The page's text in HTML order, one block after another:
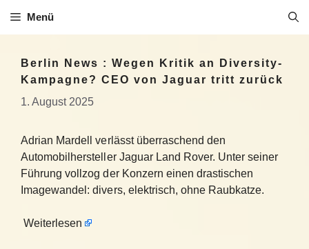
Inhalt
Menü
Berlin News : Wegen Kritik an Diversity-
Kampagne? CEO von Jaguar tritt zurück
1. August 2025
Adrian Mardell verlässt überraschend den
Automobilhersteller Jaguar Land Rover. Unter seiner
Führung vollzog der Konzern einen drastischen
Imagewandel: divers, elektrisch, ohne Raubkatze.
Weiterlesen